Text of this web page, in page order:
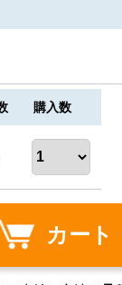
購入数
カート